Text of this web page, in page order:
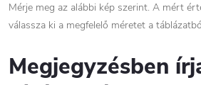
Mérje meg az alábbi kép szerint. A mért
válassza ki a megfelelő méretet a
Megjegyzésben